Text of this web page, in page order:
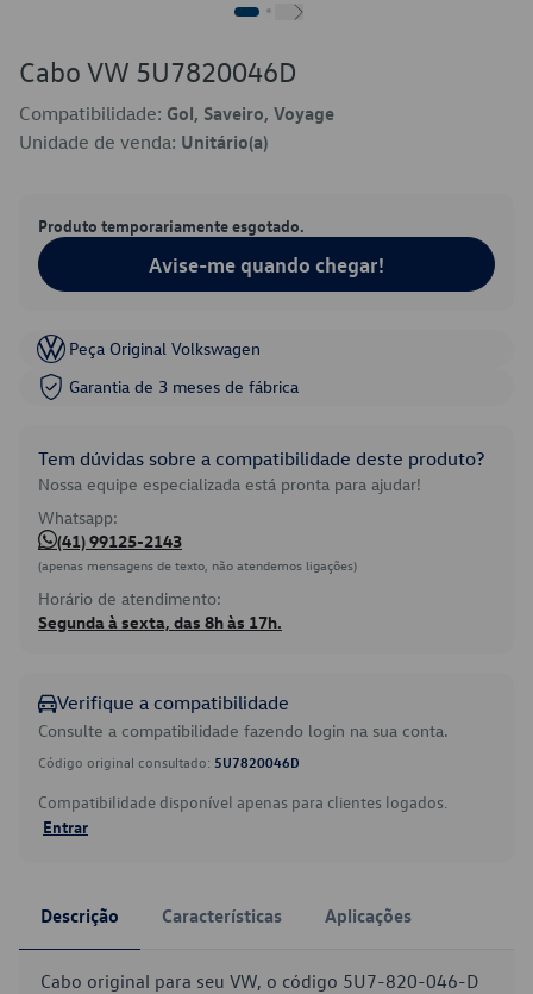
Cabo VW 5U7820046D
Compatibilidade: Gol, Saveiro, Voyage
Unidade de venda: Unitário(a)
Produto temporariamente esgotado.
Avise-me quando chegar!
Peça Original Volkswagen
Garantia de 3 meses de fábrica
Tem dúvidas sobre a compatibilidade deste produto?
Nossa equipe especializada está pronta para ajudar!
Whatsapp:
(41) 99125-2143
(apenas mensagens de texto, não atendemos ligações)
Horário de atendimento:
Segunda à sexta, das 8h às 17h.
Verifique a compatibilidade
Consulte a compatibilidade fazendo login na sua conta.
Código original consultado: 5U7820046D
Compatibilidade disponível apenas para clientes logados.
Entrar
Descrição Características Aplicações
Cabo original para seu VW, o código 5U7-820-046-D